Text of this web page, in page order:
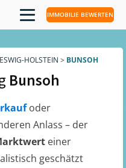
IMMOBILIE BEWERTEN
HOLSTEIN > BUNSOH
Bunsoh
oder
Anlass – der
einer
geschätzt